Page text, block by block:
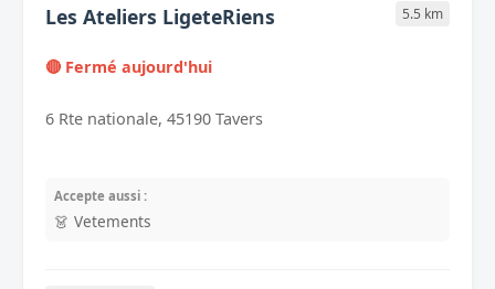
Les Ateliers LigeteRiens 5.5 km
🔴 Fermé aujourd'hui
6 Rte nationale, 45190 Tavers
Accepte aussi :
👗 Vetements